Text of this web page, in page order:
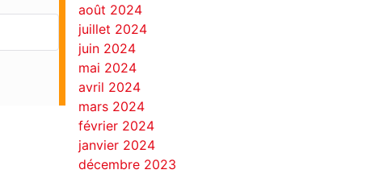
août 2024
juillet 2024
juin 2024
mai 2024
avril 2024
mars 2024
février 2024
janvier 2024
décembre 2023